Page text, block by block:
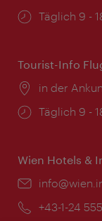
Täglich 9 -
Tourist-Info
Ort:
in der
Täglich 9 -
Wien Hotels &
Email:
Telefon:
+43-1-24 555